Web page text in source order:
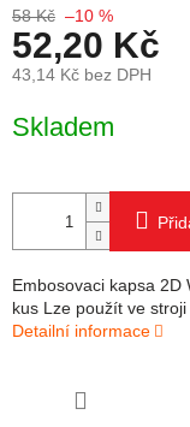
58 Kč –10 %
52,20 Kč
43,14 Kč bez DPH
Skladem
Embosovaci kapsa
kus Lze použít ve
Detailní informace